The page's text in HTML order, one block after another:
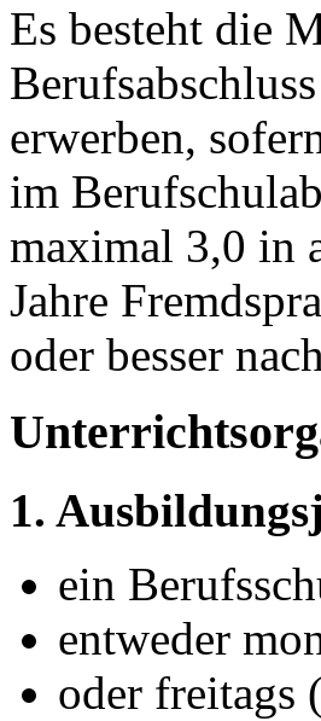
Es besteht die
erwerben,
im
maximal 3,0 in
Jahre
oder besser
1.
ein
entweder
oder freitags